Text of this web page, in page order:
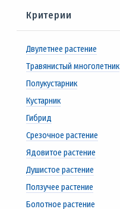
Критерии
Двулетнее растение
Травянистый многолетник
Полукустарник
Кустарник
Гибрид
Срезочное растение
Ядовитое растение
Душистое растение
Ползучее растение
Болотное растение